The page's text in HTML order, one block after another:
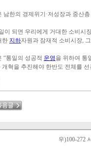
남한의 경제위기·저성장과 중산
이 되면 우리에게 거대한 소비시
한 지하자원과 잠재적 소비시장,
“통일의 성공적 운영을 위하여 통
개혁을 추진해야 한반도 전체를
우)100-272